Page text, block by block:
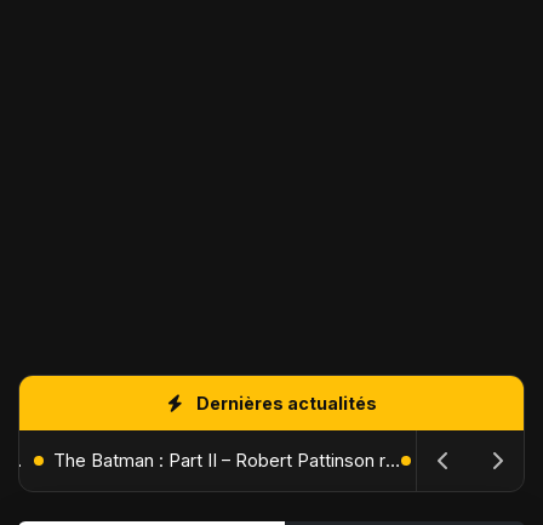
Dernières actualités
L'Âge de Glace : Le Réveil du Volcan – Manny, Sid et Diego de retour pour une aventure explosive The Batman : Part II – Robert Pattinson replonge dans les ténèbres de Gotham dès octobre 2027